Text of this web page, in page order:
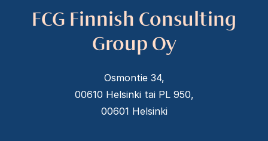
FCG Finnish Consulting
Group Oy
Osmontie 34,
00610 Helsinki tai PL 950,
00601 Helsinki